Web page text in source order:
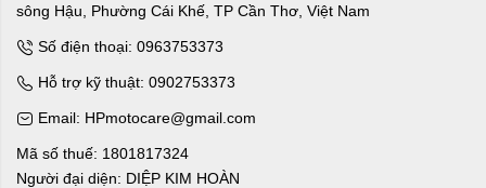
sông Hậu, Phường Cái Khế, TP Cần Thơ, Việt Nam
Số điện thoại: 0963753373
Hỗ trợ kỹ thuật: 0902753373
Email: HPmotocare@gmail.com
Mã số thuế: 1801817324
Người đại diện: DIỆP KIM HOÀN